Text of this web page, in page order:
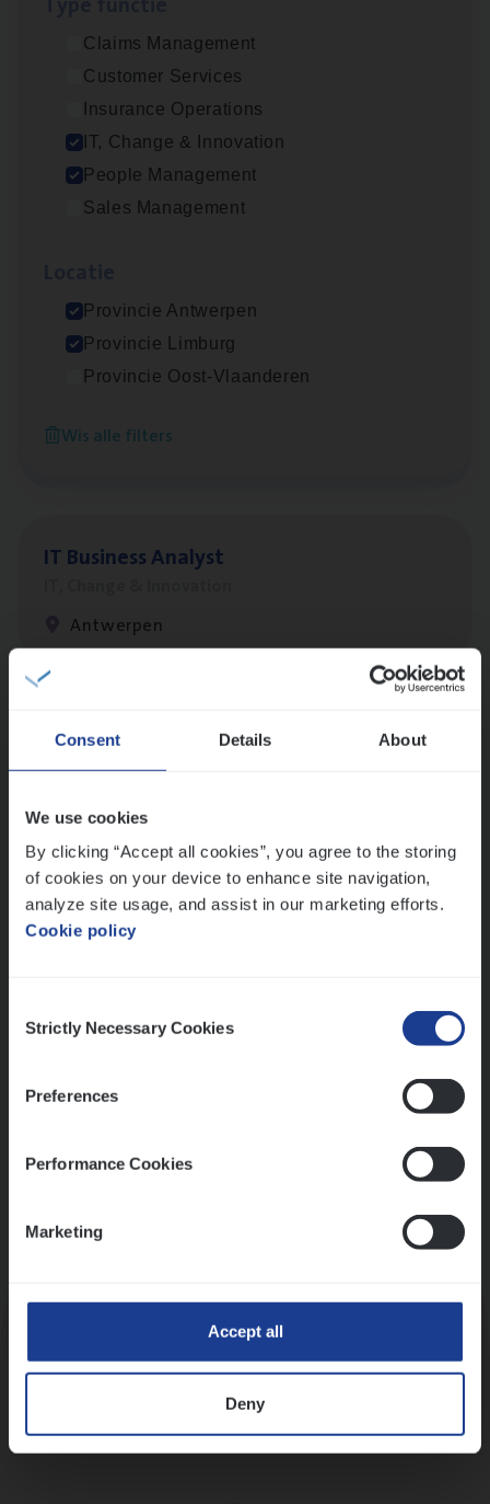
Consent Details About
We use cookies
By clicking “Accept all cookies”, you agree to the storing
of cookies on your device to enhance site navigation,
analyze site usage, and assist in our marketing efforts.
Cookie policy
Selection
Strictly Necessary Cookies
Preferences
Performance Cookies
Marketing
Accept all
Deny
Claims Management
Customer Services
Insurance Operations
IT, Change & Innovation
People Management
Sales Management
Provincie Antwerpen
Provincie Limburg
Provincie Oost-Vlaanderen
Wis alle filters
Test Ana­lyst
IT, Change & Innovation
Antwerpen
Busi­ness Mana­ger Mari­ne Cargo
(Agi­le)ITPro­ject Manager
Antwerpen
ITBusi­ness Analyst
Antwerpen
Lees onze verhalen
Meer dan collega’s: hoe Julie en Aurélie elkaar
Mathias houdt van diepgaande dossiers én droge
humor
Thalia zoekt graag oplossingen, in games én op het
werk
Ons sollicitatieproces
Assessment